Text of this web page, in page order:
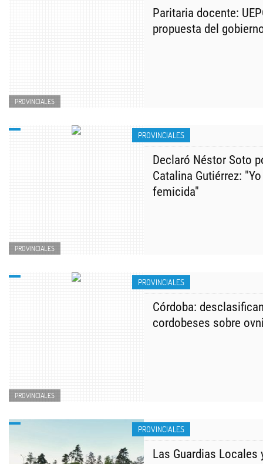
PROVINCIALES
Paritaria docente:
propuesta del
PROVINCIALES
PROVINCIALES
Declaró Néstor Soto
Catalina Gutiérrez:
femicida"
PROVINCIALES
PROVINCIALES
Córdoba:
cordobeses sobre
PROVINCIALES
Las Guardias Locales